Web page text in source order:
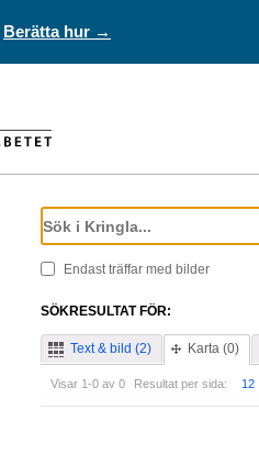
Berätta hur →
Endast träffar med bilder
SÖKRESULTAT FÖR:
Text & bild (2) Karta (0)
Visar 1-0 av 0 Resultat per sida: 12